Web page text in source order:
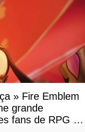
» Fire Emblem
grande
fans de RPG en